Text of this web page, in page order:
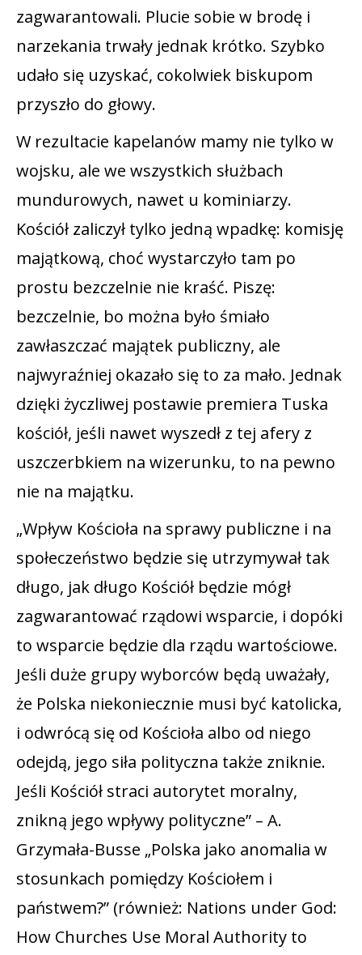
zagwarantowali. Plucie sobie w brodę i
narzekania trwały jednak krótko. Szybko
udało się uzyskać, cokolwiek biskupom
przyszło do głowy.
W rezultacie kapelanów mamy nie tylko w
wojsku, ale we wszystkich służbach
mundurowych, nawet u kominiarzy.
Kościół zaliczył tylko jedną wpadkę: komisję
majątkową, choć wystarczyło tam po
prostu bezczelnie nie kraść. Piszę:
bezczelnie, bo można było śmiało
zawłaszczać majątek publiczny, ale
najwyraźniej okazało się to za mało. Jednak
dzięki życzliwej postawie premiera Tuska
kościół, jeśli nawet wyszedł z tej afery z
uszczerbkiem na wizerunku, to na pewno
nie na majątku.
„Wpływ Kościoła na sprawy publiczne i na
społeczeństwo będzie się utrzymywał tak
długo, jak długo Kościół będzie mógł
zagwarantować rządowi wsparcie, i dopóki
to wsparcie będzie dla rządu wartościowe.
Jeśli duże grupy wyborców będą uważały,
że Polska niekoniecznie musi być katolicka,
i odwrócą się od Kościoła albo od niego
odejdą, jego siła polityczna także zniknie.
Jeśli Kościół straci autorytet moralny,
znikną jego wpływy polityczne” – A.
Grzymała-Busse „Polska jako anomalia w
stosunkach pomiędzy Kościołem i
państwem?” (również: Nations under God:
How Churches Use Moral Authority to